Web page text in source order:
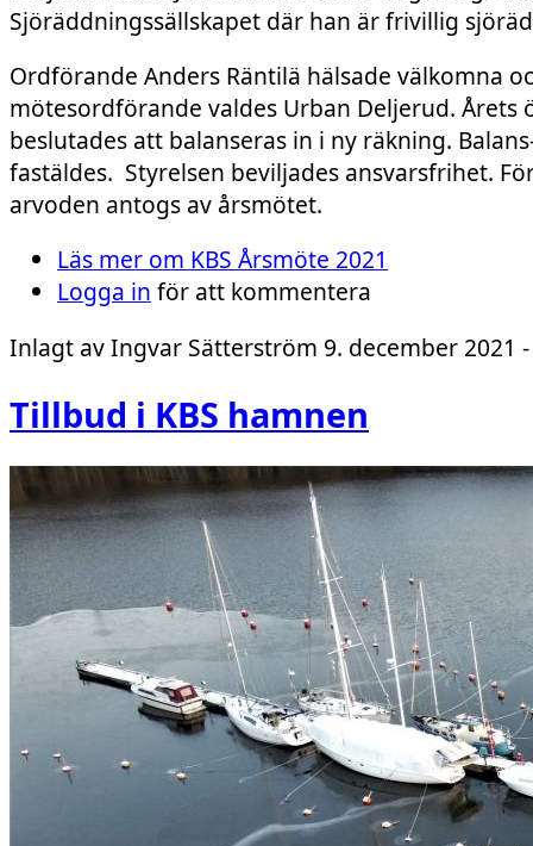
Sjöräddningssällskapet där han är frivillig
Ordförande Anders Räntilä hälsade välkomna
mötesordförande valdes Urban Deljerud. Årets
beslutades att balanseras in i ny räkning.
fastäldes. Styrelsen beviljades ansvarsfrihet.
arvoden antogs av årsmötet.
Läs mer om KBS Årsmöte 2021
Logga in för att kommentera
Inlagt avIngvar Sätterström 9. december 2021
Tillbud i KBS hamnen